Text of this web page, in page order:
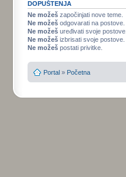
DOPUŠTENJA
Ne možeš započinjati nove teme.
Ne možeš odgovarati na postove.
Ne možeš uređivati svoje postove.
Ne možeš izbrisati svoje postove.
Ne možeš postati privitke.
Portal » Početna